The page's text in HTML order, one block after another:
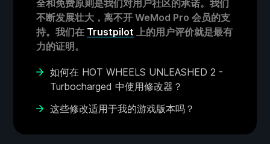
全和免费原则是我们对用户社区的承诺。我们
不断发展壮大，离不开 WeMod Pro 会员的支
持。我们在 Trustpilot 上的用户评价就是最有
力的证明。
如何在 HOT WHEELS UNLEASHED 2 -
Turbocharged 中使用修改器？
这些修改适用于我的游戏版本吗？